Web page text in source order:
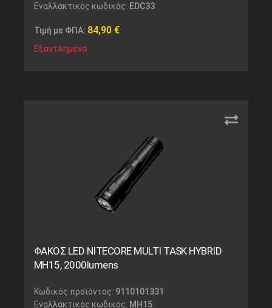
Εναλλακτικός κωδικός: EDC33
Τιμή με ΦΠΑ: 84,90 €
Εξαντλημένο
ΦΑΚΟΣ LED NITECORE MULTI TASK HYBRID
MH15, 2000lumens
Κωδικός προϊόντος: 9110101331
Εναλλακτικός κωδικός: MH15